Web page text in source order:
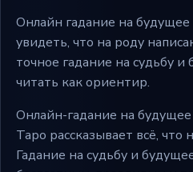
Онлайн гадание на будущее
увидеть, что на роду
точное гадание на судьбу и
читать как ориентир.
Онлайн-гадание на будущее
Таро рассказывает всё, что
Гадание на судьбу и